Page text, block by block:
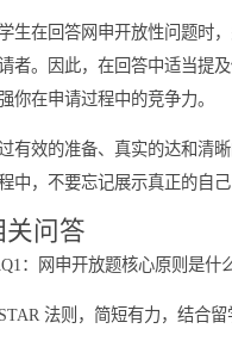
字数控制与审校
对开放性问题的回答一般都
后，务必要进行审校，不仅
馈，这样能帮助你优化答案
申请者。因此，在回答中适
增强你在申请过程中的竞争
通过有效的准备、真实的